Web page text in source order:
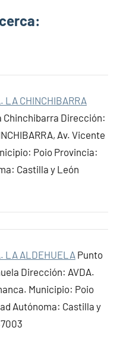
LA CHINCHIBARRA
Chinchibarra Dirección:
Av. Vicente
Poio Provincia:
Castilla y León
LA ALDEHUELA Punto
Dirección: AVDA.
Municipio: Poio
Autónoma: Castilla y